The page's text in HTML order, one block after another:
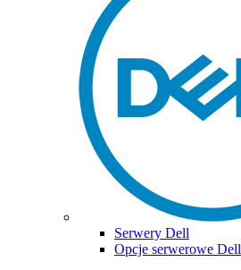
Serwery Dell
Opcje serwerowe Dell